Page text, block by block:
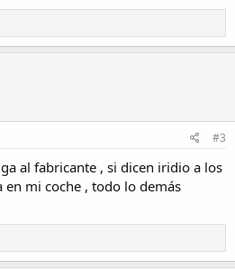
#3
al fabricante , si dicen iridio a los
mi coche , todo lo demás